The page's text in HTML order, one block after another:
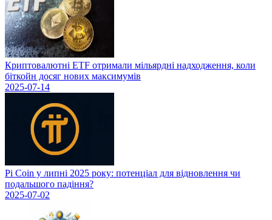
Криптовалютні ETF отримали мільярдні надходження, коли
біткойн досяг нових максимумів
2025-07-14
Pi Coin у липні 2025 року: потенціал для відновлення чи
подальшого падіння?
2025-07-02